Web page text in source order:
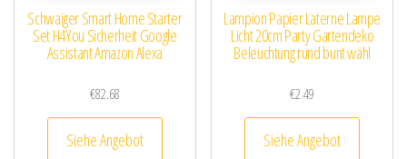
Schwaiger Smart Home Starter
Set H4You Sicherheit Google
Assistant Amazon Alexa
€82.68
Siehe Angebot
Lampion Papier Laterne Lampe
Licht 20cm Party Gartendeko
Beleuchtung rund bunt wähl
€2.49
Siehe Angebot